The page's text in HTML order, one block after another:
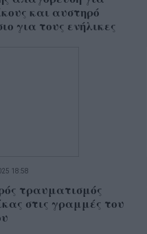
και αυστηρό
για τους ενήλικες
18:58
τραυματισμός
στις γραμμές του